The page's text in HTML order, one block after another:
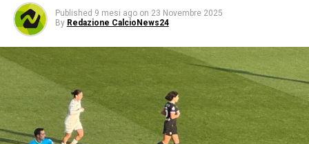
Published 9 mesi ago on 23 Novembre 2025
By Redazione CalcioNews24